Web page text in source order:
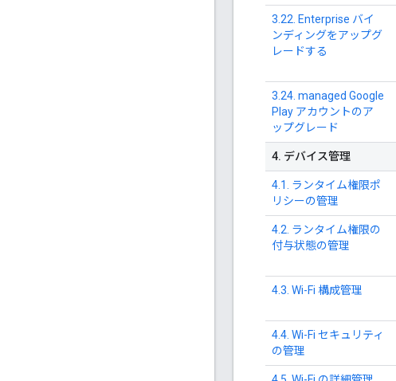
3.22. Enterprise バイ
ンディングをアップグ
レードする
3.24. managed Google
Play アカウントのア
ップグレード
4. デバイス管理
4.1. ランタイム権限ポ
リシーの管理
4.2. ランタイム権限の
付与状態の管理
4.3. Wi-Fi 構成管理
4.4. Wi-Fi セキュリティ
の管理